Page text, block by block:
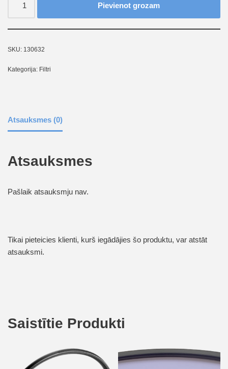
Pievienot grozam
SKU: 130632
Kategorija: Filtri
Atsauksmes (0)
Atsauksmes
Pašlaik atsauksmju nav.
Tikai pieteicies klienti, kurš iegādājies šo produktu, var atstāt
atsauksmi.
Saistītie Produkti